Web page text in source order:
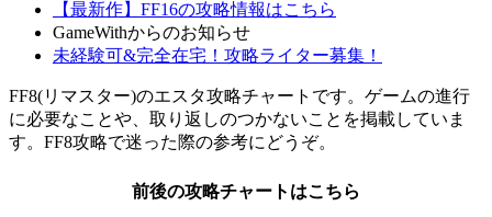
【最新作】FF16の攻略情報はこちら
GameWithからのお知らせ
未経験可&完全在宅！攻略ライター募集！
FF8(リマスター)のエスタ攻略チャートです。ゲームの進行
に必要なことや、取り返しのつかないことを掲載していま
す。FF8攻略で迷った際の参考にどうぞ。
前後の攻略チャートはこちら